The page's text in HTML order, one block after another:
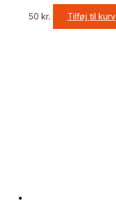
50 kr. Tilføj til kurv